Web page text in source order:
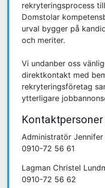
rekryteringsprocess
Domstolar
urval bygger på
och meriter.
Vi undanber oss
direktkontakt med
rekryteringsföretag
ytterligare
Administratör Jennifer
0910-72 56 61
Lagman Christel
0910-72 56 62